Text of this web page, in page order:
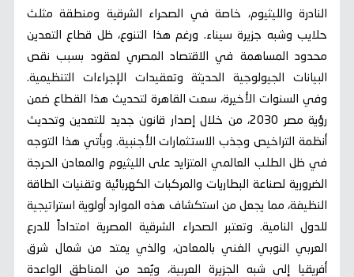
النادرة والليثيوم، خاصة في الصحراء الشرقية ومنطقة مثلث
حلايب وشبه جزيرة سيناء. ورغم هذا التنوع، ظل قطاع التعدين
محدود المساهمة في الاقتصاد المصري لعقود بسبب نقص
البيانات الجيولوجية الحديثة وتعقيدات الإجراءات التنظيمية.
وفي السنوات الأخيرة، سعت القاهرة لتحديث هذا القطاع ضمن
رؤية مصر 2030، من خلال إصدار قانون جديد للتعدين وتحديث
أنظمة التراخيص وجذب الاستثمارات الأجنبية. ويأتي هذا التوجه
في ظل الطلب العالمي المتزايد على الليثيوم والمعادن الحرجة
الضرورية لصناعة البطاريات والمركبات الكهربائية وتقنيات الطاقة
النظيفة، مما يجعل من استكشاف هذه الموارد أولوية استراتيجية
للدول النامية. وتعتبر الصحراء الشرقية المصرية امتداداً للدرع
العربي النوبي الغني بالمعادن، والذي يمتد من شمال شرق
أفريقيا إلى شبه الجزيرة العربية، ويُعد من المناطق الواعدة